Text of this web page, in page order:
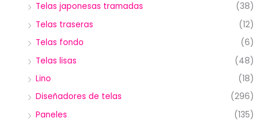
Telas japonesas tramadas
(38)
Telas traseras
(12)
Telas fondo
(6)
Telas lisas
(48)
Lino
(18)
Diseñadores de telas
(296)
Paneles
(135)